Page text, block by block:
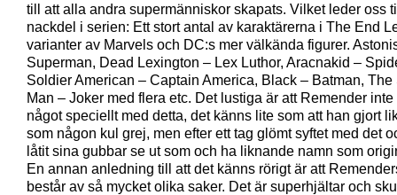
till att alla andra supermänniskor skapats. Vilket leder oss
nackdel i serien: Ett stort antal av karaktärerna i The End
varianter av Marvels och DC:s mer välkända figurer.
Superman, Dead Lexington – Lex Luthor, Aracnakid –
Soldier American – Captain America, Black – Batman,
Man – Joker med flera etc. Det lustiga är att Remender inte
något speciellt med detta, det känns lite som att han gjort
som någon kul grej, men efter ett tag glömt syftet med det
låtit sina gubbar se ut som och ha liknande namn som
En annan anledning till att det känns rörigt är att
består av så mycket olika saker. Det är superhjältar och